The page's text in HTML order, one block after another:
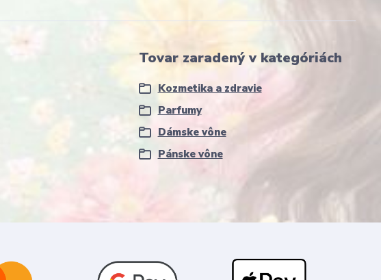
Tovar zaradený v kategóriách
Kozmetika a zdravie
Parfumy
Dámske vône
Pánske vône